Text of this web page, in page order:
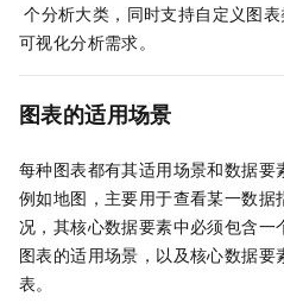
个分析大类，同时支持自定义图
可视化分析需求。
图表的适用场景
每种图表都有其适用场景和数据要
例如地图，主要用于查看某一数
况，其核心数据要素中必须包含
图表的适用场景，以及核心数据
表。